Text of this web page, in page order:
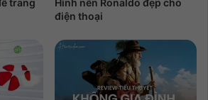
trang
Hình nền Ronaldo đẹp cho
điện thoại